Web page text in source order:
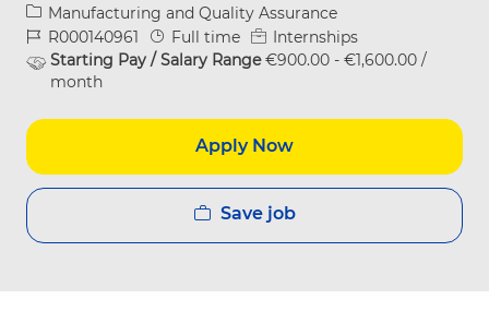
Category
Manufacturing and Quality Assurance
Job IdR000140961 Job Type
Full time
Internships
Starting Pay / Salary Range€900.00 - €1,600.00 /
month
Apply Now
Save job